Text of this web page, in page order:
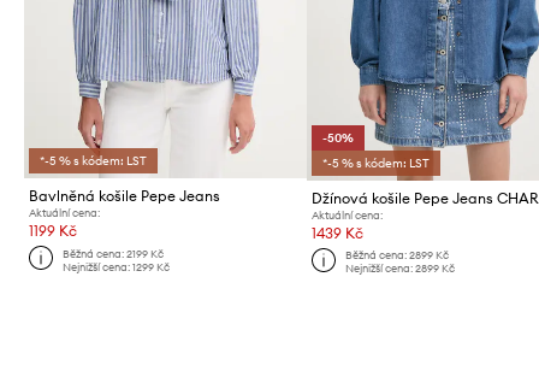
*-5 % s kódem: LST
Bavlněná košile Pepe Jeans
Aktuální cena:
1199 Kč
Běžná cena:2199 Kč
Nejnižší cena:1299 Kč
-50%
*-5 % s kódem: LST
Aktuální cena:
1439 Kč
Běžná cena: 2899 Kč
Nejnižší cena: 2899 Kč